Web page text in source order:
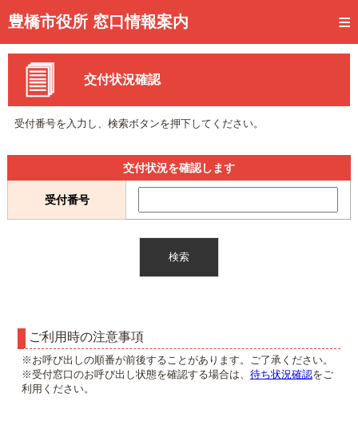
豊橋市役所 窓口情報案内
トップページ
事前予約
予約状況確認
待ち状況確認
交付状況確認
交付状況確認
受付番号を入力し、検索ボタンを押下してください。
交付状況を確認します
受付番号
ご利用時の注意事項
※お呼び出しの順番が前後することがあります。ご了承ください。
※受付窓口のお呼び出し状態を確認する場合は、 待ち状況確認をご
利用ください。